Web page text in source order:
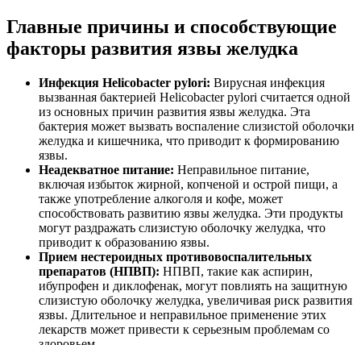
Главные причины и способствующие
факторы развития язвы желудка
Инфекция Helicobacter pylori: Вирусная инфекция
вызванная бактерией Helicobacter pylori считается одной
из основных причин развития язвы желудка. Эта
бактерия может вызвать воспаление слизистой оболочки
желудка и кишечника, что приводит к формированию
язвы.
Неадекватное питание: Неправильное питание,
включая избыток жирной, копченой и острой пищи, а
также употребление алкоголя и кофе, может
способствовать развитию язвы желудка. Эти продукты
могут раздражать слизистую оболочку желудка, что
приводит к образованию язвы.
Прием нестероидных противовоспалительных
препаратов (НПВП): НПВП, такие как аспирин,
ибупрофен и диклофенак, могут повлиять на защитную
слизистую оболочку желудка, увеличивая риск развития
язвы. Длительное и неправильное применение этих
лекарств может привести к серьезным проблемам со